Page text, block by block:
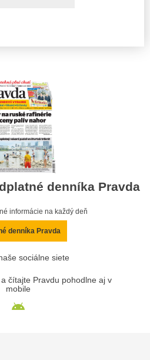
denníka Pravda
informácie na každý deň
denníka Pravda
sociálne siete
čítajte Pravdu pohodlne aj v
mobile